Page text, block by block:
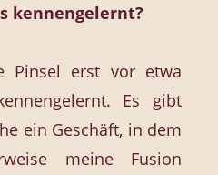
kennengelernt?
Pinsel erst vor etwa
Es gibt
ein Geschäft, in dem
meine Fusion